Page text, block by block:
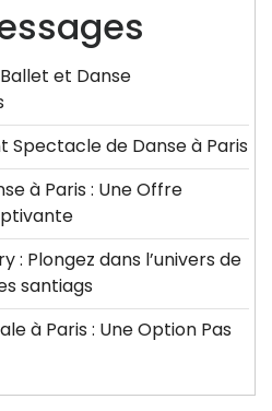
et Danse
Spectacle de Danse à Paris
à Paris : Une Offre
: Plongez dans l’univers de
santiags
à Paris : Une Option Pas